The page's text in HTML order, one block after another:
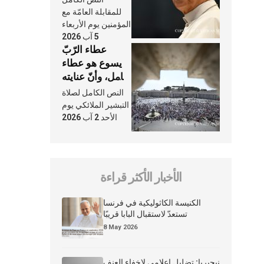
النَّفَس في حياة
الكنيسة
للمقابلة العامّة مع
المؤمنين يوم الأربعاء
5 آب 2026
عطاء الرّبّ
يسوع هو عطاء
شامل، وأنّ عنايته
بنا لا تغيب عنّا
أبدًا
النص الكامل لصلاة
التبشير الملائكي يوم
الأحد 2 آب 2026
الأخبار الأكثر قراءة
الكنيسة الكاثوليكية في فرنسا
تستعدّ لاستقبال البابا قريبًا
8 May 2026
نيجيريا: تضليل إعلامي لإخفاء العنف